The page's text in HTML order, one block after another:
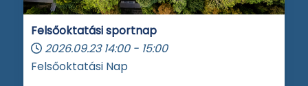
Felsőoktatási sportnap
2026.09.23 14:00 - 15:00
Felsőoktatási Nap